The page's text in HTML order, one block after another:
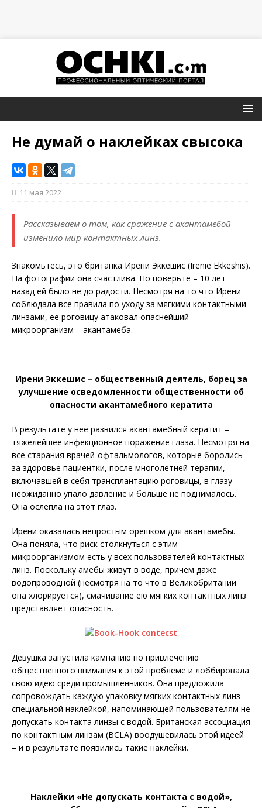
Не думай о наклейках свысока
11 мая 2022
Рассказываем о том, как сражение с акантамебой
изменило мир контактных линз.
Знакомьтесь, это британка Ирени Эккешис (Irenie Ekkeshis).
На фотографии она счастлива. Но поверьте – 10 лет
назад ей было не до радости. Несмотря на то что Ирени
соблюдала все правила по уходу за мягкими контактными
линзами, ее роговицу атаковал опаснейший
микроорганизм – акантамеба.
Ирени Эккешис – общественный деятель, борец за
улучшение осведомленности общественности об
опасности акантамебного кератита
В результате у нее развился акантамебный кератит –
тяжелейшее инфекционное поражение глаза. Несмотря на
все старания врачей-офтальмологов, которые боролись
за здоровье пациентки, после многолетней терапии,
включавшей в себя трансплантацию роговицы, в глазу
неожиданно упало давление и больше не поднималось.
Она ослепла на этот глаз.
Ирени оказалась непростым орешком для акантамебы.
Она поняла, что риск столкнуться с этим
микроорганизмом есть у всех пользователей контактных
линз. Поскольку амебы живут в воде, причем даже
водопроводной (несмотря на то что в Великобритании
она хлорируется), смачивание ею мягких контактных линз
представляет опасность.
Девушка запустила кампанию по привлечению
общественного внимания к этой проблеме и лоббировала
свою идею среди промышленников. Она предложила
сопровождать каждую упаковку мягких контактных линз
специальной наклейкой, напоминающей пользователям не
допускать контакта линзы с водой. Британская ассоциация
по контактным линзам (BCLA) воодушевилась этой идеей
– и в результате появились такие наклейки.
Наклейки «Не допускать контакта с водой»,